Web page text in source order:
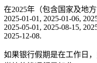
在2025年（包含国家及地
2025-01-01, 2025-01-06,
2025-05-01, 2025-08-15,
2025-12-08.
如果银行假期是在工作日